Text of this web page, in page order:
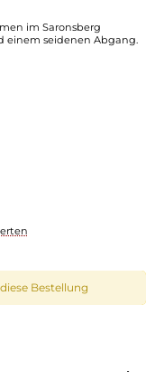
im Saronsberg
einem seidenen Abgang.
Bestellung